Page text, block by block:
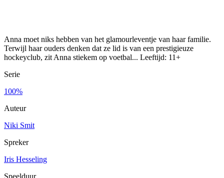
Anna moet niks hebben van het glamourleventje van haar familie.
Terwijl haar ouders denken dat ze lid is van een prestigieuze
hockeyclub, zit Anna stiekem op voetbal... Leeftijd: 11+
Serie
100%
Auteur
Niki Smit
Spreker
Iris Hesseling
Speelduur